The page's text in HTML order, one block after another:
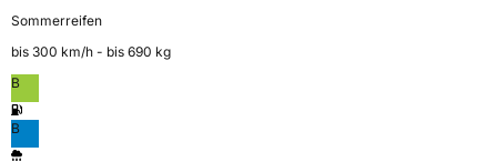
Sommerreifen
bis 300 km⁠/⁠h - bis 690 kg
B
B